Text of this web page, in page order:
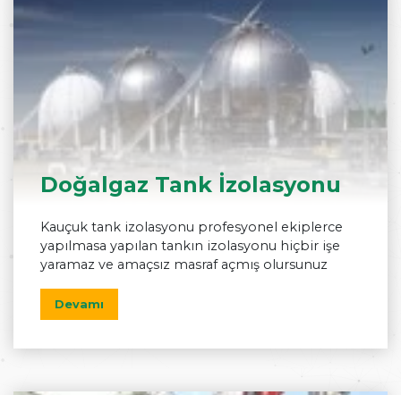
Doğalgaz Tank İzolasyonu
Kauçuk tank izolasyonu profesyonel ekiplerce
yapılmasa yapılan tankın izolasyonu hiçbir işe
yaramaz ve amaçsız masraf açmış olursunuz
Devamı